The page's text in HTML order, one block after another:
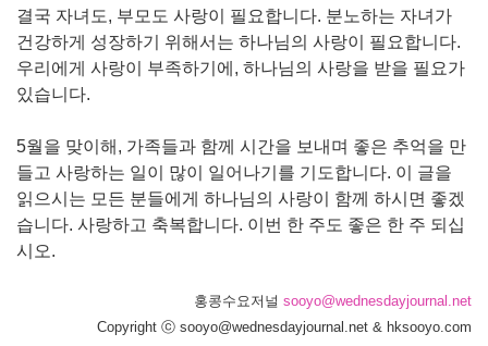
결국 자녀도, 부모도 사랑이 필요합니다. 분노하는 자녀가
건강하게 성장하기 위해서는 하나님의 사랑이 필요합니다.
우리에게 사랑이 부족하기에, 하나님의 사랑을 받을 필요가
있습니다.
5월을 맞이해, 가족들과 함께 시간을 보내며 좋은 추억을 만
들고 사랑하는 일이 많이 일어나기를 기도합니다. 이 글을
읽으시는 모든 분들에게 하나님의 사랑이 함께 하시면 좋겠
습니다. 사랑하고 축복합니다. 이번 한 주도 좋은 한 주 되십
시오.
홍콩수요저널 sooyo@wednesdayjournal.net
Copyright ⓒ sooyo@wednesdayjournal.net & hksooyo.com